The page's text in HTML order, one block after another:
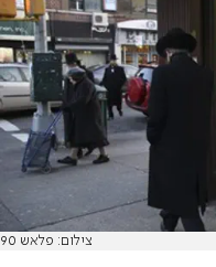
צילום: פלאש 90